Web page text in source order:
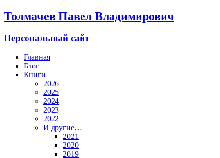
Толмачев Павел Владимирович
Персональный сайт
Главная
Блог
Книги
2026
2025
2024
2023
2022
И другие…
2021
2020
2019